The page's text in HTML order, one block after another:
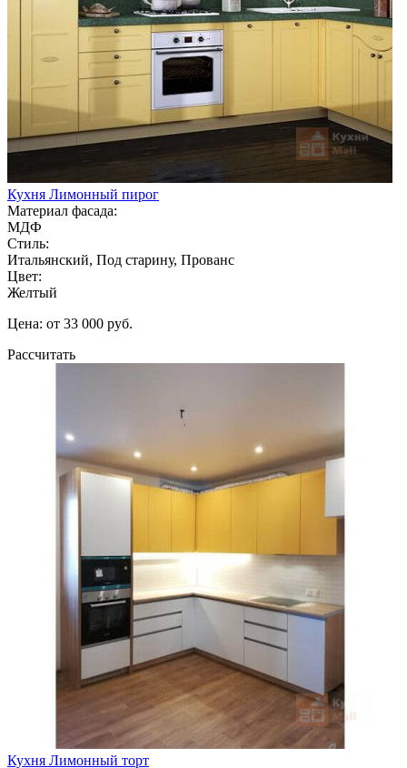
Кухня Лимонный пирог
Материал фасада:
МДФ
Стиль:
Итальянский, Под старину, Прованс
Цвет:
Желтый
Цена: от 33 000 руб.
Рассчитать
Кухня Лимонный торт